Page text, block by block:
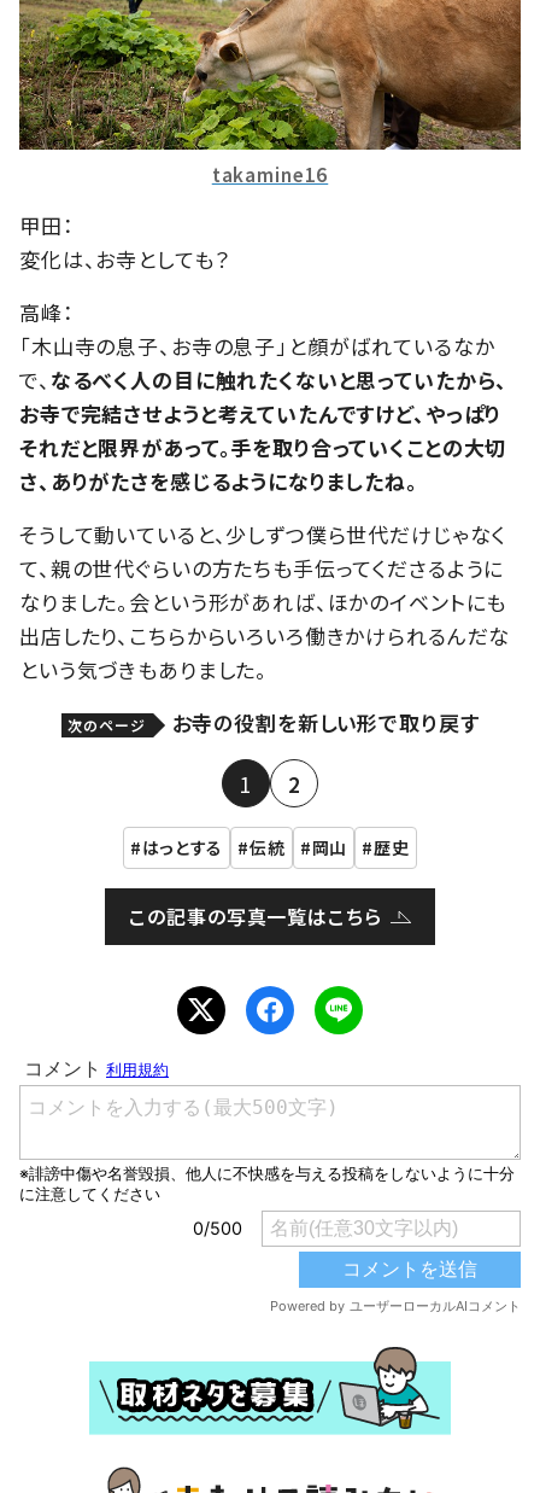
takamine16
甲田：
変化は、お寺としても？
高峰：
「木山寺の息子、お寺の息子」と顔がばれているなか
で、 なるべく人の目に触れたくないと思っていたから、
お寺で完結させようと考えていたんですけど、やっぱり
それだと限界があって。手を取り合っていくことの大切
さ、ありがたさを感じるようになりましたね。
そうして動いていると、少しずつ僕ら世代だけじゃなく
て、親の世代ぐらいの方たちも手伝ってくださるように
なりました。会という形があれば、ほかのイベントにも
出店したり、こちらからいろいろ働きかけられるんだな
という気づきもありました。
次のページ お寺の役割を新しい形で取り戻す
1 2
はっとする 伝統 岡山 歴史
この記事の写真一覧はこちら